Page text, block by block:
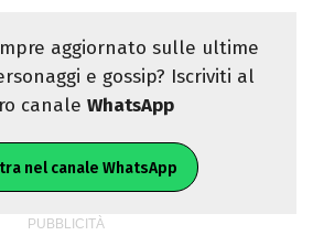
aggiornato sulle ultime
e gossip? Iscriviti al
canale WhatsApp
nel canale WhatsApp